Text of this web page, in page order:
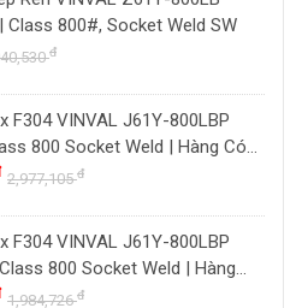
Class 800#, Socket Weld SW
đ
F304 VINVAL J61Y-800LBP
800 Socket Weld | Hàng Có
2,977,105đ
F304 VINVAL J61Y-800LBP
800 Socket Weld | Hàng
1,984,726đ